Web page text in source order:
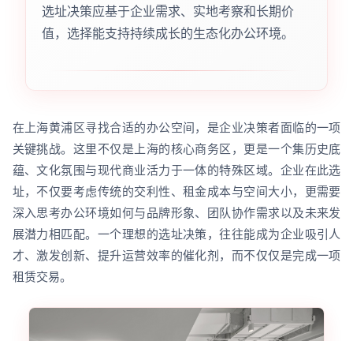
选址决策应基于企业需求、实地考察和长期价
值，选择能支持持续成长的生态化办公环境。
在上海黄浦区寻找合适的办公空间，是企业决策者面临的一项
关键挑战。这里不仅是上海的核心商务区，更是一个集历史底
蕴、文化氛围与现代商业活力于一体的特殊区域。企业在此选
址，不仅要考虑传统的交利性、租金成本与空间大小，更需要
深入思考办公环境如何与品牌形象、团队协作需求以及未来发
展潜力相匹配。一个理想的选址决策，往往能成为企业吸引人
才、激发创新、提升运营效率的催化剂，而不仅仅是完成一项
租赁交易。